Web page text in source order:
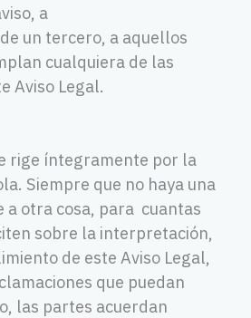
a
un tercero, a aquellos
cualquiera de las
Aviso Legal.
rige íntegramente por la
Siempre que no haya una
a otra cosa, para cuantas
sobre la interpretación,
de este Aviso Legal,
que puedan
las partes acuerdan